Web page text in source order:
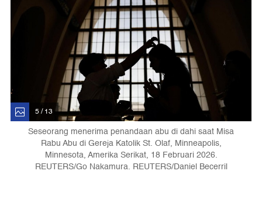
5 / 13
Seseorang menerima penandaan abu di dahi saat Misa
Rabu Abu di Gereja Katolik St. Olaf, Minneapolis,
Minnesota, Amerika Serikat, 18 Februari 2026.
REUTERS/Go Nakamura. REUTERS/Daniel Becerril